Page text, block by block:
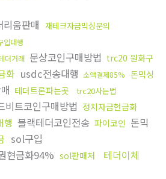
리움판매 재테크자금믹싱문의
입대행
더거래 문상코인구매방법 trc20 원화구
화 usdc전송대행 소액결제85% 돈믹싱
테더트론파는곳 trc20사는법
비트코인구매방법 정치자금현금화
행 블랙테더코인전송 파이코인 돈믹
sol구입
현금화94% sol판매처 테더이체